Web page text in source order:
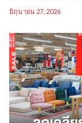
มิถุนายน 27, 2026